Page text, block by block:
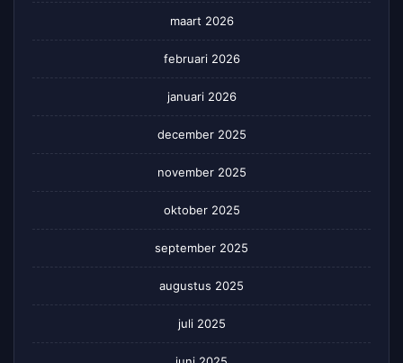
maart 2026
februari 2026
januari 2026
december 2025
november 2025
oktober 2025
september 2025
augustus 2025
juli 2025